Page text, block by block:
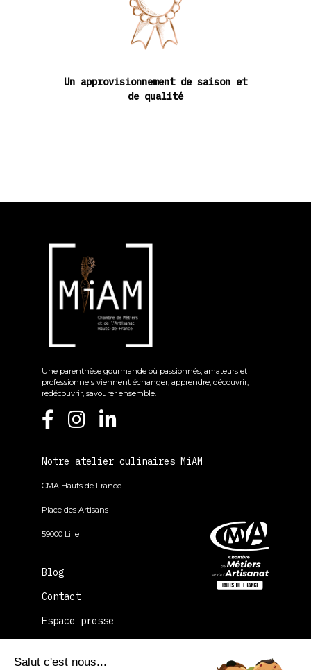
Un approvisionnement de saison et
de qualité
Une parenthèse gourmande où passionnés, amateurs et
professionnels viennent échanger, apprendre, découvrir,
redécouvrir, savourer ensemble.
Notre atelier culinaires MiAM
CMA Hauts de France
Place des Artisans
59000 Lille
Blog
Contact
Espace presse
Salut c'est nous...